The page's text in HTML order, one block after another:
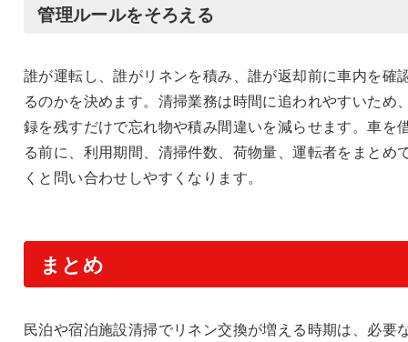
管理ルールをそろえる
誰が運転し、誰がリネンを積み、誰が返却前に車内を確
るのかを決めます。清掃業務は時間に追われやすいため
録を残すだけで忘れ物や積み間違いを減らせます。車を
る前に、利用期間、清掃件数、荷物量、運転者をまとめ
くと問い合わせしやすくなります。
まとめ
民泊や宿泊施設清掃でリネン交換が増える時期は、必要